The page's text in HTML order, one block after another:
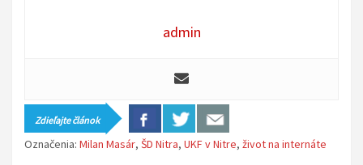
admin
Zdieľajte článok
Označenia: Milan Masár, ŠD Nitra, UKF v Nitre, život na internáte